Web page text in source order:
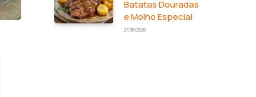
Batatas Douradas
e Molho Especial
21/06/2026